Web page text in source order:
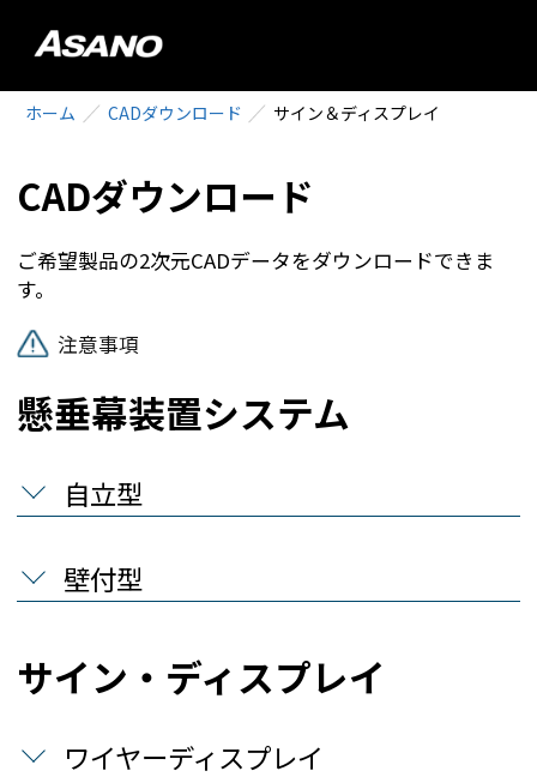
ホーム CADダウンロード サイン＆ディスプレイ
CADダウンロード
ご希望製品の2次元CADデータをダウンロードできま
す。
注意事項
懸垂幕装置システム
自立型
壁付型
サイン・ディスプレイ
ワイヤーディスプレイ